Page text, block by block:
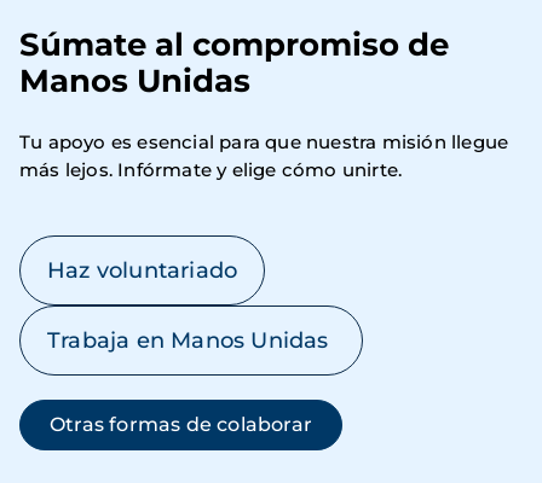
Súmate al compromiso de
Manos Unidas
Tu apoyo es esencial para que nuestra misión llegue
más lejos. Infórmate y elige cómo unirte.
Haz voluntariado
Trabaja en Manos Unidas
Otras formas de colaborar